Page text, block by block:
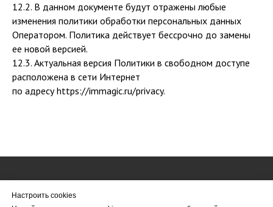
12.2. В данном документе будут отражены любые
изменения политики обработки персональных данных
Оператором. Политика действует бессрочно до замены
ее новой версией.
12.3. Актуальная версия Политики в свободном доступе
расположена в сети Интернет
по адресу https://immagic.ru/privacy.
© Все права защищены. immagic.ru 2008-2026
Настроить cookies